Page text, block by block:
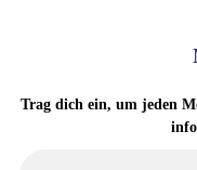
Trag dich ein, um jeden